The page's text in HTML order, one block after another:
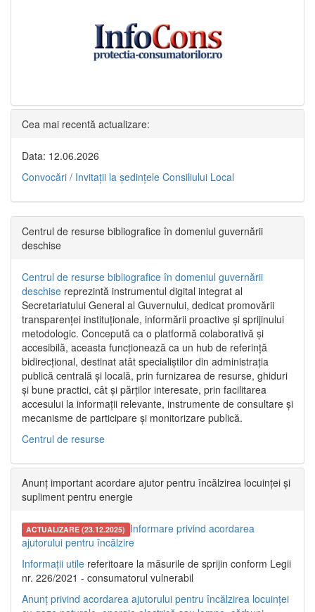
Cea mai recentă actualizare:
Data: 12.06.2026
Convocări / Invitaţii la şedinţele Consiliului Local
Centrul de resurse bibliografice în domeniul guvernării
deschise
Centrul de resurse bibliografice în domeniul guvernării
deschise reprezintă instrumentul digital integrat al
Secretariatului General al Guvernului, dedicat promovării
transparenței instituționale, informării proactive și sprijinului
metodologic. Concepută ca o platformă colaborativă și
accesibilă, aceasta funcționează ca un hub de referință
bidirecțional, destinat atât specialiștilor din administrația
publică centrală și locală, prin furnizarea de resurse, ghiduri
și bune practici, cât și părților interesate, prin facilitarea
accesului la informații relevante, instrumente de consultare și
mecanisme de participare și monitorizare publică.
Centrul de resurse
Anunț important acordare ajutor pentru încălzirea locuinței și
supliment pentru energie
ACTUALIZARE (23.12.2025) Informare privind acordarea
ajutorului pentru încălzire
Informații utile referitoare la măsurile de sprijin conform Legii
nr. 226/2021 - consumatorul vulnerabil
Anunț privind acordarea ajutorului pentru încălzirea locuinței